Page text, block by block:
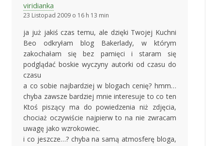
viridianka
23 Listopad 2009 o 16 h 13 min
ja już jakiś czas temu, ale dzięki Twojej Kuchni
Beo odkryłam blog Bakerlady, w którym
zakochałam się bez pamięci i staram się
podglądać boskie wyczyny autorki od czasu do
czasu
a co sobie najbardziej w blogach cenię? hmm…
chyba zawsze bardziej mnie interesuje to co ten
Ktoś piszący ma do powiedzenia niż zdjęcia,
chociaż oczywiście najpierw to na nie zwracam
uwagę jako wzrokowiec.
i co jeszcze…? chyba na samą atmosferę bloga,